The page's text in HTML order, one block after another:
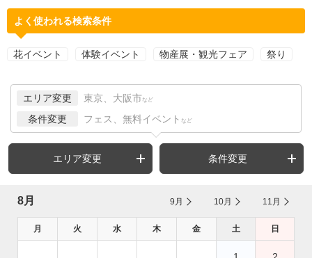
よく使われる検索条件
花イベント 体験イベント 物産展・観光フェア 祭り
エリア変更 東京、大阪市 など
条件変更 フェス、無料イベント など
エリア変更 条件変更
8月 9月 10月 11月
月 火 水 木 金 土 日